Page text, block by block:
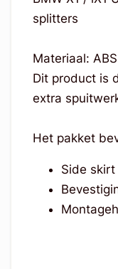
splitters
Materiaal:
Dit product is
extra
Het pakket
Side